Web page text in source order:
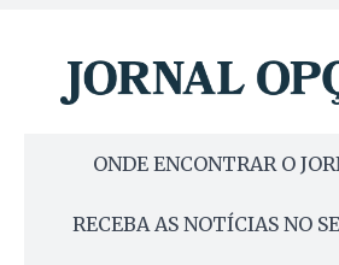
ONDE ENCONTRAR O
RECEBA AS NOTÍCIAS NO